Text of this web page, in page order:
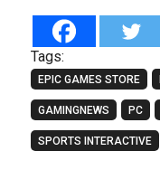
Tags:
EPIC GAMES STORE
GAMINGNEWS PC
SPORTS INTERACTIVE